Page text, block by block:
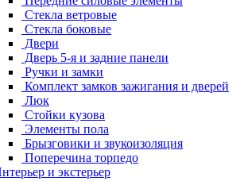
Стекла ветровые
Стекла боковые
Двери
Дверь 5-я и задние панели
Ручки и замки
Комплект замков зажигания и дверей
Люк
Стойки кузова
Элементы пола
Брызговики и звукоизоляция
Поперечина торпедо
и экстерьер